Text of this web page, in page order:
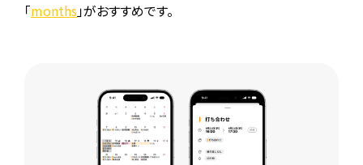
「months」がおすすめです。